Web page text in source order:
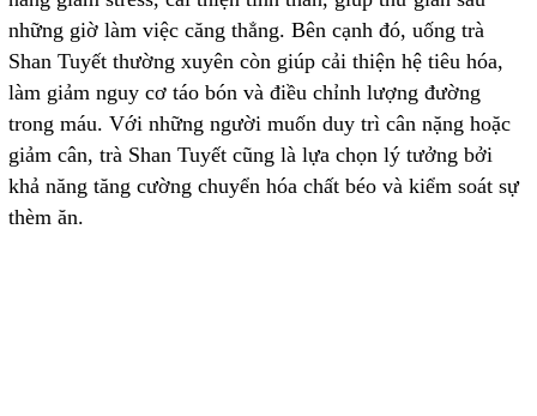
những giờ làm việc căng thẳng. Bên cạnh đó, uống trà
Shan Tuyết thường xuyên còn giúp cải thiện hệ tiêu hóa,
làm giảm nguy cơ táo bón và điều chỉnh lượng đường
trong máu. Với những người muốn duy trì cân nặng hoặc
giảm cân, trà Shan Tuyết cũng là lựa chọn lý tưởng bởi
khả năng tăng cường chuyển hóa chất béo và kiểm soát sự
thèm ăn.